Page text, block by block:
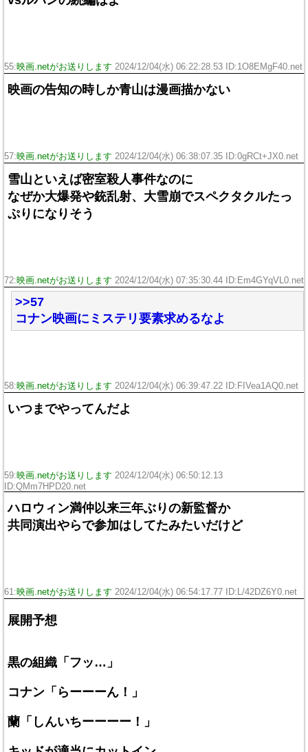
55:映画.netがお送りします 2024/12/04(水) 06:22:28.53 ID:1O8EMgF40.net
映画の告知の時しか青山は漫画描かない
57:映画.netがお送りします 2024/12/04(水) 06:38:07.35 ID:0gRCt+JX0.net
雪山といえば密室殺人事件なのに
なぜか大爆発や銃乱射、大雪崩でスペクタクルたっ
ぷりになりそう
72:映画.netがお送りします 2024/12/04(水) 07:35:30.44 ID:Em4GYqVL0.net
>>57
コナン映画にミステリ要素求めるなよ
58:映画.netがお送りします 2024/12/04(水) 06:39:47.22 ID:FIVea1AQ0.net
いつまでやってんだよ
59:映画.netがお送りします 2024/12/04(水) 06:50:12.13
ID:QMm7HPD20.net
ハロウィン満仲以来三年ぶりの新監督か
共同演出やらで参加はしてたみたいだけど
61:映画.netがお送りします 2024/12/04(水) 06:54:17.77 ID:L/42DZ6Y0.net
展開予想
黒の組織「フッ…」
コナン「らーーーん！」
蘭「しんいちーーーー！」